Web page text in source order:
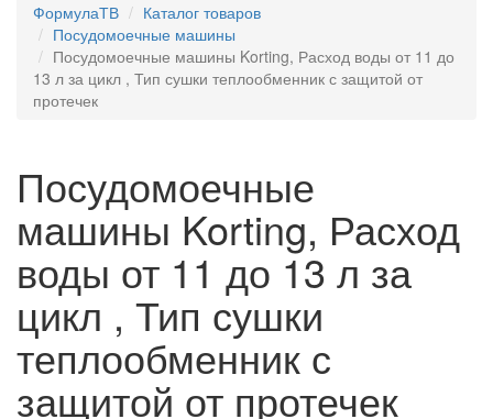
ФормулаТВ
Каталог товаров
Посудомоечные машины
Посудомоечные машины Korting, Расход воды от 11 до
13 л за цикл , Тип сушки теплообменник с защитой от
протечек
Посудомоечные
машины Korting, Расход
воды от 11 до 13 л за
цикл , Тип сушки
теплообменник с
защитой от протечек